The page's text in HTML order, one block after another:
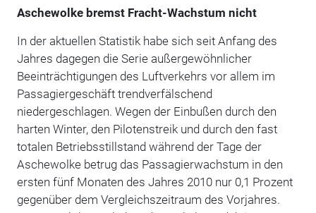
Aschewolke bremst Fracht-Wachstum nicht
In der aktuellen Statistik habe sich seit Anfang des
Jahres dagegen die Serie außergewöhnlicher
Beeinträchtigungen des Luftverkehrs vor allem im
Passagiergeschäft trendverfälschend
niedergeschlagen. Wegen der Einbußen durch den
harten Winter, den Pilotenstreik und durch den fast
totalen Betriebsstillstand während der Tage der
Aschewolke betrug das Passagierwachstum in den
ersten fünf Monaten des Jahres 2010 nur 0,1 Prozent
gegenüber dem Vergleichszeitraum des Vorjahres.